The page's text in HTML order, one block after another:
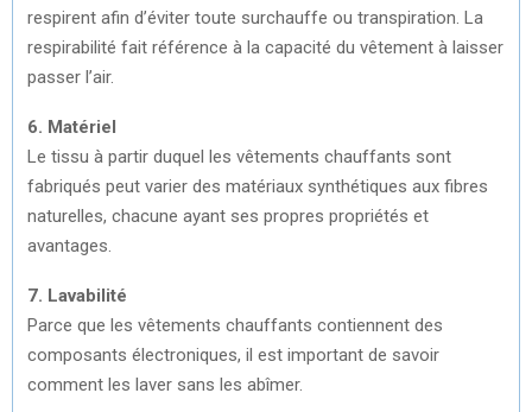
respirent afin d’éviter toute surchauffe ou transpiration. La
respirabilité fait référence à la capacité du vêtement à laisser
passer l’air.
6. Matériel
Le tissu à partir duquel les vêtements chauffants sont
fabriqués peut varier des matériaux synthétiques aux fibres
naturelles, chacune ayant ses propres propriétés et
avantages.
7. Lavabilité
Parce que les vêtements chauffants contiennent des
composants électroniques, il est important de savoir
comment les laver sans les abîmer.